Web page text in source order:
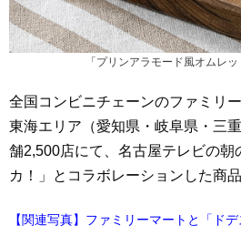
「プリンアラモード風オムレ
全国コンビニチェーンのファミリ
東海エリア（愛知県・岐阜県・三
舗2,500店にて、名古屋テレビの朝
カ！」とコラボレーションした商
【関連写真】ファミリーマートと「ド